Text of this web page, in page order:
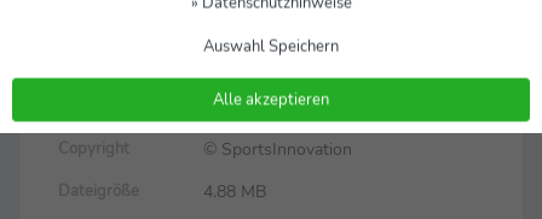
Düsseldorf
SportsInnovation 2022 in Düsseldorf
_AW57176.jpg
Copyright © SportsInnovation
Dateigröße 4.88 MB
Auswahl Speichern
Alle akzeptieren